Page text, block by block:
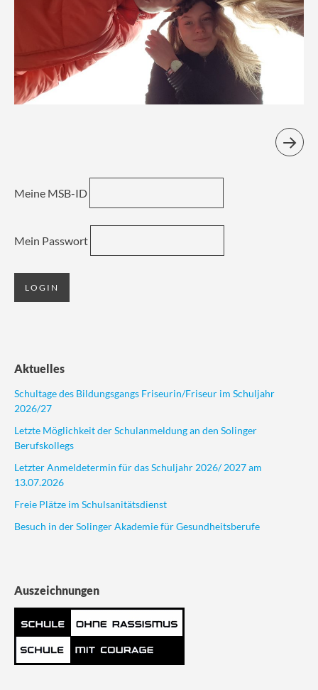
Meine MSB-ID
Mein Passwort
Aktuelles
Schultage des Bildungsgangs Friseurin/Friseur im Schuljahr
2026/27
Letzte Möglichkeit der Schulanmeldung an den Solinger
Berufskollegs
Letzter Anmeldetermin für das Schuljahr 2026/ 2027 am
13.07.2026
Freie Plätze im Schulsanitätsdienst
Besuch in der Solinger Akademie für Gesundheitsberufe
Auszeichnungen